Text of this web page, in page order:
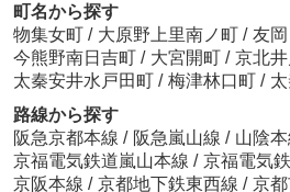
町名から探す
物集女町 / 大原野上里南ノ町 / 友岡
今熊野南日吉町 / 大宮開町 / 京北
太秦安井水戸田町 / 梅津林口町 /
路線から探す
阪急京都本線 / 阪急嵐山線 / 山陰
京福電気鉄道嵐山本線 / 京福電気
京阪本線 / 京都地下鉄東西線 / 京